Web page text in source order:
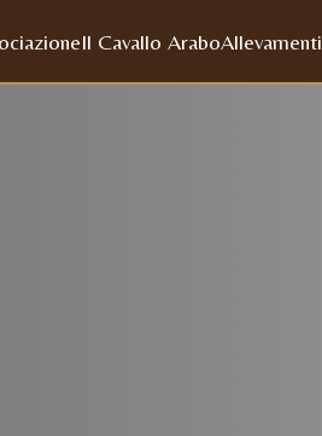
Il Cavallo AraboAllevamenti